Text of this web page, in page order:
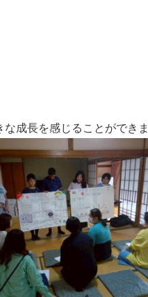
成長を感じることができ